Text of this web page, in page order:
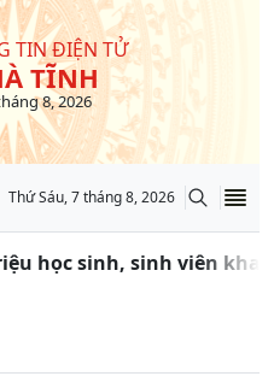
TIN ĐIỆN TỬ
TĨNH
8, 2026
Thứ Sáu, 7 tháng 8, 2026
học sinh, sinh viên khai